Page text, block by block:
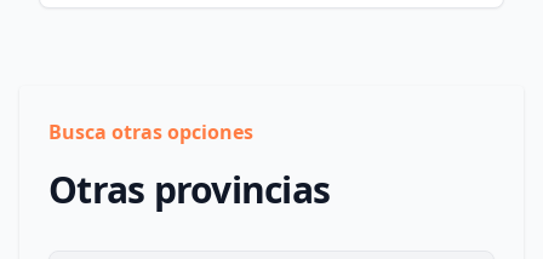
Busca otras opciones
Otras provincias